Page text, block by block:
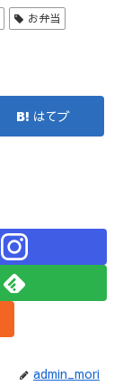
お弁当
はてブ
admin_mori